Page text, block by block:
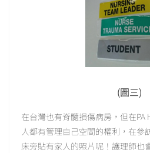
(圖三)
在台灣也有脊髓損傷病房，但在
人都有管理自己空間的權利，在參
床旁貼有家人的照片呢！護理師也